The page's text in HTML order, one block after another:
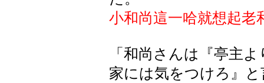
小和尚這一哈就想起老
「和尚さんは『亭主
家には気をつけろ』